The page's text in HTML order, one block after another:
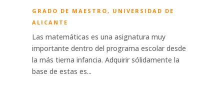
GRADO DE MAESTRO, UNIVERSIDAD DE
ALICANTE
Las matemáticas es una asignatura muy
importante dentro del programa escolar desde
la más tierna infancia. Adquirir sólidamente la
base de estas es...